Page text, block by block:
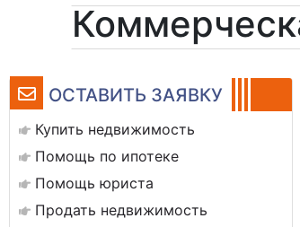
ОСТАВИТЬ ЗАЯВКУ
Купить недвижимость
Помощь по ипотеке
Помощь юриста
Продать недвижимость
8f58-4c11-b272-52299f227fa9